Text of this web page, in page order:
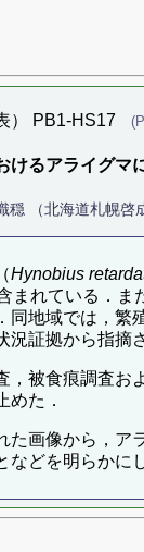
） PB1-HS17
けるアライグマ
穏 （北海道札幌啓
Hynobius
まれている．ま
同地域では，繁
況証拠から指摘
，被食痕調査お
めた．
た画像から，ア
などを明らかに